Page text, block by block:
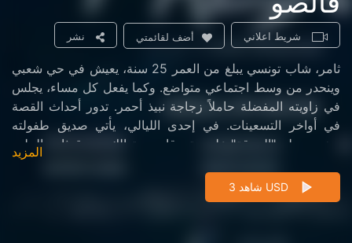
شريط اعلاني أضف لقائمتي نشر
ثامر، شاب تونسي يبلغ من العمر 25 سنة، يعيش في حي شعبي
وينحدر من وسط اجتماعي متواضع. وكما يفعل كل مساء، يجلس
في زاويته المفضلة حاملاً زجاجة نبيذ أحمر. تدور أحداث القصة
في أواخر التسعينات. في إحدى الليالي، يأتي صديق طفولته
ويغريه بحلم "الحرقة" على متن قارب متهالك. يصدق ثامر الحلم،
ويرى في ذلك بداية لحياة جديدة. لكن للأسف، الأمور لن تسير
كما كان يأمل.
المزيد
شاهد 3 USD